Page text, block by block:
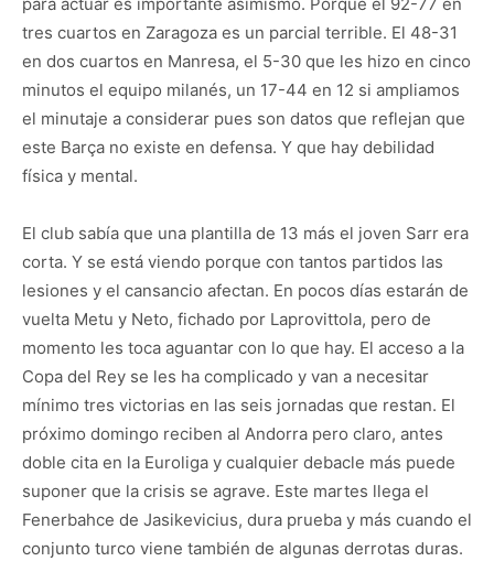
tres cuartos en Zaragoza es un parcial terrible. El 48-31
en dos cuartos en Manresa, el 5-30 que les hizo en cinco
minutos el equipo milanés, un 17-44 en 12 si ampliamos
el minutaje a considerar pues son datos que reflejan que
este Barça no existe en defensa. Y que hay debilidad
física y mental.
El club sabía que una plantilla de 13 más el joven Sarr era
corta. Y se está viendo porque con tantos partidos las
lesiones y el cansancio afectan. En pocos días estarán de
vuelta Metu y Neto, fichado por Laprovittola, pero de
momento les toca aguantar con lo que hay. El acceso a la
Copa del Rey se les ha complicado y van a necesitar
mínimo tres victorias en las seis jornadas que restan. El
próximo domingo reciben al Andorra pero claro, antes
doble cita en la Euroliga y cualquier debacle más puede
suponer que la crisis se agrave. Este martes llega el
Fenerbahce de Jasikevicius, dura prueba y más cuando el
conjunto turco viene también de algunas derrotas duras.